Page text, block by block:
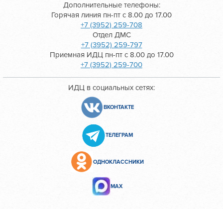
Дополнительные телефоны:
Горячая линия пн-пт с 8.00 до 17.00
+7 (3952) 259-708
Отдел ДМС
+7 (3952) 259-797
Приемная ИДЦ пн-пт с 8.00 до 17.00
+7 (3952) 259-700
ИДЦ в социальных сетях:
ВКОНТАКТЕ
ТЕЛЕГРАМ
ОДНОКЛАССНИКИ
МАХ